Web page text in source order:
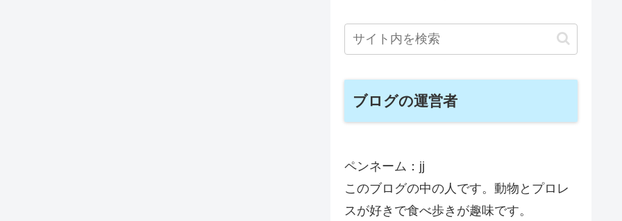
ブログの運営者
ペンネーム：jj
このブログの中の人です。動物とプロレ
スが好きで食べ歩きが趣味です。